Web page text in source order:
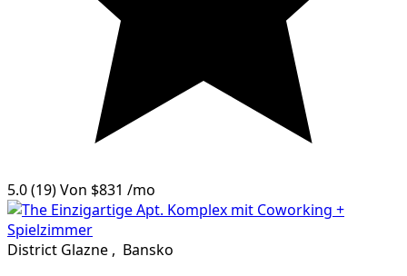
5.0(19)Von $831 /mo
District Glazne , Bansko